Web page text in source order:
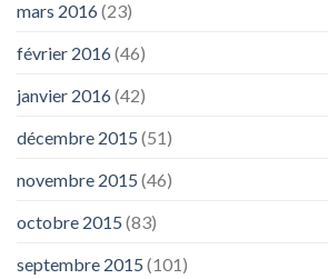
mars 2016(23)
février 2016(46)
janvier 2016(42)
décembre 2015 (51)
novembre 2015 (46)
octobre 2015 (83)
septembre 2015 (101)